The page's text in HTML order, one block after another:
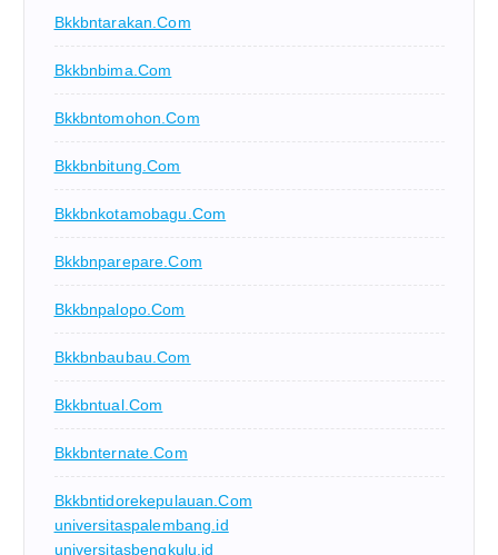
Bkkbntarakan.com
Bkkbnbima.com
Bkkbntomohon.com
Bkkbnbitung.com
Bkkbnkotamobagu.com
Bkkbnparepare.com
Bkkbnpalopo.com
Bkkbnbaubau.com
Bkkbntual.com
Bkkbnternate.com
Bkkbntidorekepulauan.com
universitaspalembang.id
universitasbengkulu.id